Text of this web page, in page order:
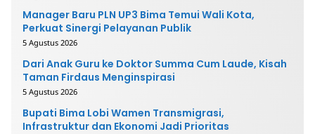
Manager Baru PLN UP3 Bima Temui Wali Kota,
Perkuat Sinergi Pelayanan Publik
5 Agustus 2026
Dari Anak Guru ke Doktor Summa Cum Laude, Kisah
Taman Firdaus Menginspirasi
5 Agustus 2026
Bupati Bima Lobi Wamen Transmigrasi,
Infrastruktur dan Ekonomi Jadi Prioritas